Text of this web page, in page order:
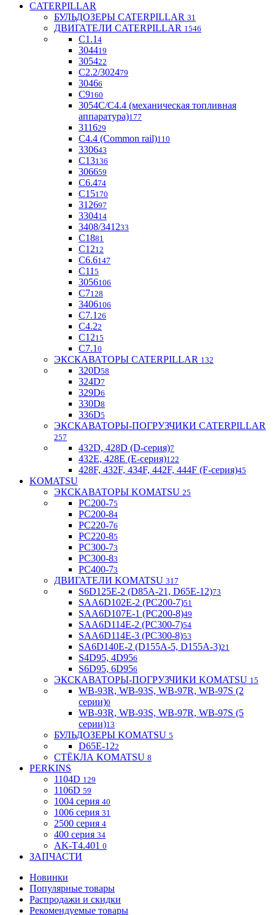
CATERPILLAR
БУЛЬДОЗЕРЫ CATERPILLAR 31
ДВИГАТЕЛИ CATERPILLAR 1546
C1.1 4
304419
305422
С2.2/302479
30466
С9160
3054С/С4.4 (механическая топливная
аппаратура)177
311629
С4.4 (Common rail)110
330643
С13136
306659
С6.474
С15170
312697
330414
3408/341233
С1881
C1212
С6.6147
C11 5
3056106
С7128
3406106
C7.1 26
C4.22
С1215
С7.1 0
ЭКСКАВАТОРЫ CATERPILLAR 132
320D58
324D7
329D6
330D8
336D5
ЭКСКАВАТОРЫ-ПОГРУЗЧИКИ CATERPILLAR
257
432D, 428D (D-серия)7
432E, 428E (E-серия)122
428F, 432F, 434F, 442F, 444F (F-серия)45
KOMATSU
ЭКСКАВАТОРЫ KOMATSU 25
PC200-75
PC200-84
PC220-76
PC220-85
PC300-73
PC300-83
PC400-73
ДВИГАТЕЛИ KOMATSU 317
S6D125E-2 (D85A-21, D65E-12)73
SAA6D102E-2 (PC200-7)51
SAA6D107E-1 (PC200-8)49
SAA6D114E-2 (PC300-7)54
SAA6D114E-3 (PC300-8)53
SA6D140E-2 (D155A-5, D155A-3)21
S4D95, 4D956
S6D95, 6D956
ЭКСКАВАТОРЫ-ПОГРУЗЧИКИ KOMATSU 15
WB-93R, WB-93S, WB-97R, WB-97S (2
серии)0
WB-93R, WB-93S, WB-97R, WB-97S (5
серии)13
БУЛЬДОЗЕРЫ KOMATSU 5
D65E-122
СТЁКЛА KOMATSU 8
PERKINS
1104D 129
1106D 59
1004 серия 40
1006 серия 31
2500 серия 4
400 серия 34
AK-T4.401 0
ЗАПЧАСТИ
Новинки
Популярные товары
Распродажи и скидки
Рекомендуемые товары